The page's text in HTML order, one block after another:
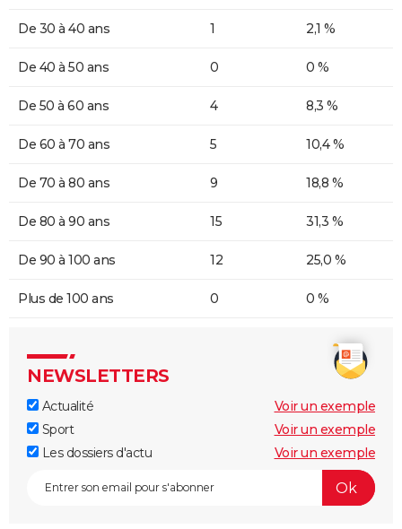
De 30 à 40 ans 1 2,1 %
De 40 à 50 ans 0 0 %
De 50 à 60 ans 4 8,3 %
De 60 à 70 ans 5 10,4 %
De 70 à 80 ans 9 18,8 %
De 80 à 90 ans 15 31,3 %
De 90 à 100 ans 12 25,0 %
Plus de 100 ans 0 0 %
NEWSLETTERS
Actualité
Voir un exemple
Sport
Voir un exemple
Les dossiers d'actu
Voir un exemple